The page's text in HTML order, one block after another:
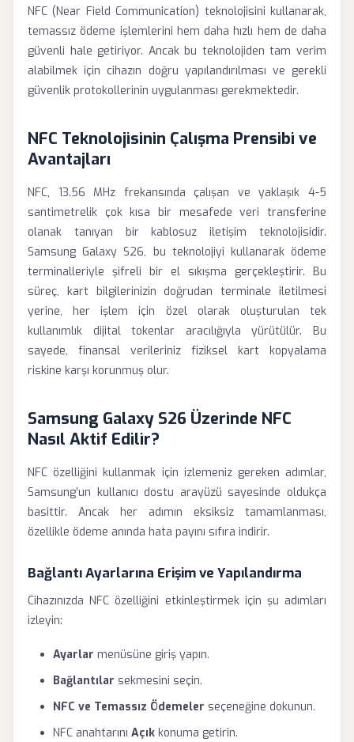
NFC (Near Field Communication) teknolojisini kullanarak,
temassız ödeme işlemlerini hem daha hızlı hem de daha
güvenli hale getiriyor. Ancak bu teknolojiden tam verim
alabilmek için cihazın doğru yapılandırılması ve gerekli
güvenlik protokollerinin uygulanması gerekmektedir.
NFC Teknolojisinin Çalışma Prensibi ve
Avantajları
NFC, 13.56 MHz frekansında çalışan ve yaklaşık 4-5
santimetrelik çok kısa bir mesafede veri transferine
olanak tanıyan bir kablosuz iletişim teknolojisidir.
Samsung Galaxy S26, bu teknolojiyi kullanarak ödeme
terminalleriyle şifreli bir el sıkışma gerçekleştirir. Bu
süreç, kart bilgilerinizin doğrudan terminale iletilmesi
yerine, her işlem için özel olarak oluşturulan tek
kullanımlık dijital tokenlar aracılığıyla yürütülür. Bu
sayede, finansal verileriniz fiziksel kart kopyalama
riskine karşı korunmuş olur.
Samsung Galaxy S26 Üzerinde NFC
Nasıl Aktif Edilir?
NFC özelliğini kullanmak için izlemeniz gereken adımlar,
Samsung’un kullanıcı dostu arayüzü sayesinde oldukça
basittir. Ancak her adımın eksiksiz tamamlanması,
özellikle ödeme anında hata payını sıfıra indirir.
Bağlantı Ayarlarına Erişim ve Yapılandırma
Cihazınızda NFC özelliğini etkinleştirmek için şu adımları
izleyin:
Ayarlar menüsüne giriş yapın.
Bağlantılar sekmesini seçin.
NFC ve Temassız Ödemeler seçeneğine dokunun.
NFC anahtarını Açık konuma getirin.